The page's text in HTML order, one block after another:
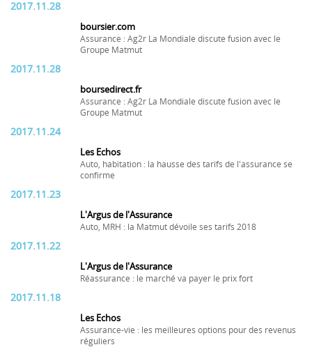
2017.11.28
boursier.com
Assurance : Ag2r La Mondiale discute fusion avec le
Groupe Matmut
2017.11.28
boursedirect.fr
Assurance : Ag2r La Mondiale discute fusion avec le
Groupe Matmut
2017.11.24
Les Echos
Auto, habitation : la hausse des tarifs de l'assurance se
confirme
2017.11.23
L'Argus de l'Assurance
Auto, MRH : la Matmut dévoile ses tarifs 2018
2017.11.22
L'Argus de l'Assurance
Réassurance : le marché va payer le prix fort
2017.11.18
Les Echos
Assurance-vie : les meilleures options pour des revenus
réguliers